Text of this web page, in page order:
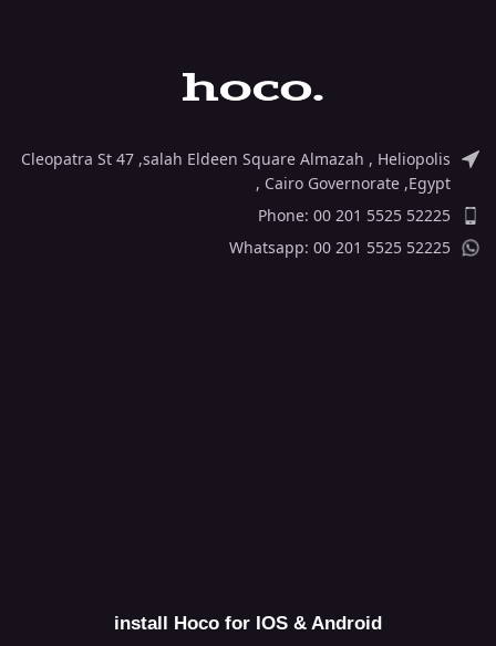
Type-C to Type-C PD.
Cleopatra St 47 ,salah Eldeen Square Almazah , Heliopolis
, Cairo Governorate ,Egypt
Phone: 00 201 5525 52225
Whatsapp: 00 201 5525 52225
install Hoco for IOS & Android